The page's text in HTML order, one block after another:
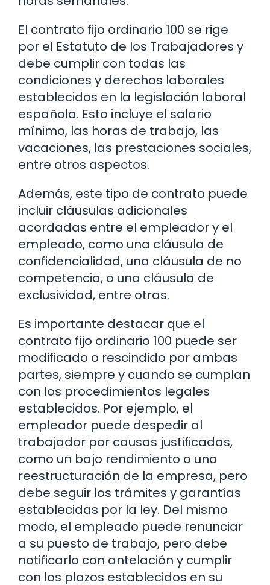
El contrato fijo ordinario 100 se rige
por el Estatuto de los Trabajadores y
debe cumplir con todas las
condiciones y derechos laborales
establecidos en la legislación laboral
española. Esto incluye el salario
mínimo, las horas de trabajo, las
vacaciones, las prestaciones sociales,
entre otros aspectos.
Además, este tipo de contrato puede
incluir cláusulas adicionales
acordadas entre el empleador y el
empleado, como una cláusula de
confidencialidad, una cláusula de no
competencia, o una cláusula de
exclusividad, entre otras.
Es importante destacar que el
contrato fijo ordinario 100 puede ser
modificado o rescindido por ambas
partes, siempre y cuando se cumplan
con los procedimientos legales
establecidos. Por ejemplo, el
empleador puede despedir al
trabajador por causas justificadas,
como un bajo rendimiento o una
reestructuración de la empresa, pero
debe seguir los trámites y garantías
establecidas por la ley. Del mismo
modo, el empleado puede renunciar
a su puesto de trabajo, pero debe
notificarlo con antelación y cumplir
con los plazos establecidos en su